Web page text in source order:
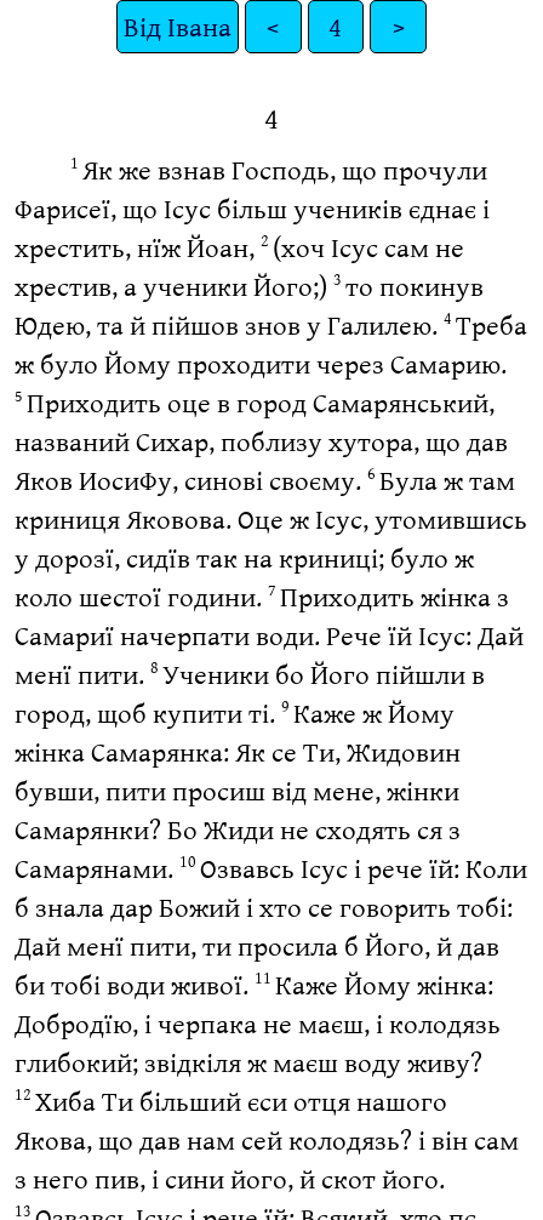
Від Івана < 4 >
4
1 Як же взнав Господь, що прочули
Фарисеї, що Ісус більш учеників єднає і
хрестить, нїж Йоан, 2 (хоч Ісус сам не
хрестив, а ученики Його;) 3 то покинув
Юдею, та й пійшов знов у Галилею. 4 Треба
ж було Йому проходити через Самарию.
5 Приходить оце в город Самарянський,
названий Сихар, поблизу хутора, що дав
Яков ИосиФу, синові своєму. 6 Була ж там
криниця Яковова. Оце ж Ісус, утомившись
у дорозї, сидїв так на криниці; було ж
коло шестої години. 7 Приходить жінка з
Самариї начерпати води. Рече їй Ісус: Дай
менї пити. 8 Ученики бо Його пійшли в
город, щоб купити ті. 9 Каже ж Йому
жінка Самарянка: Як се Ти, Жидовин
бувши, пити просиш від мене, жінки
Самарянки? Бо Жиди не сходять ся з
Самарянами. 10 Озвавсь Ісус і рече їй: Коли
б знала дар Божий і хто се говорить тобі:
Дай менї пити, ти просила б Його, й дав
би тобі води живої. 11 Каже Йому жінка:
Добродїю, і черпака не маєш, і колодязь
глибокий; звідкіля ж маєш воду живу?
12 Хиба Ти більший єси отця нашого
Якова, що дав нам сей колодязь? і він сам
з него пив, і сини його, й скот його.
13